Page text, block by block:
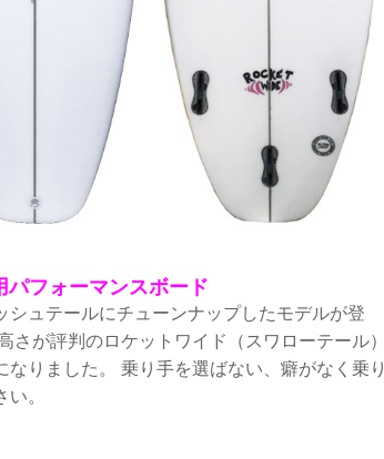
フォーマンスボード
ュテールにチューンナップしたモデルが登
が評判のロケットワイド（スワローテール）
りました。 乗り手を選ばない、癖がなく乗り
。